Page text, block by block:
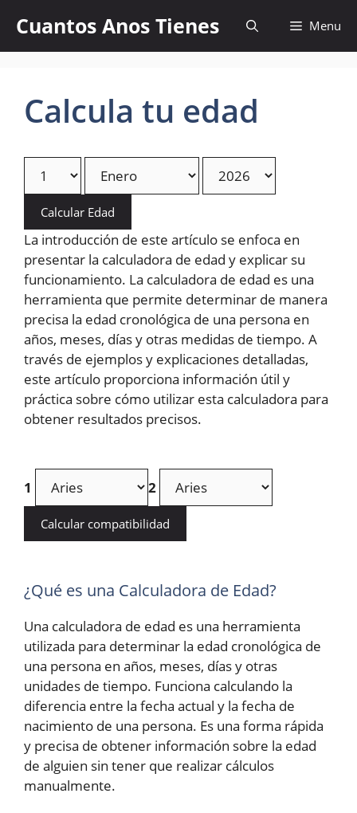
content
Cuantos Anos Tienes Menu
Calcula tu edad
Calcular Edad
La introducción de este artículo se enfoca en
presentar la calculadora de edad y explicar su
funcionamiento. La calculadora de edad es una
herramienta que permite determinar de manera
precisa la edad cronológica de una persona en
años, meses, días y otras medidas de tiempo. A
través de ejemplos y explicaciones detalladas,
este artículo proporciona información útil y
práctica sobre cómo utilizar esta calculadora para
obtener resultados precisos.
1 2
Calcular compatibilidad
¿Qué es una Calculadora de Edad?
Una calculadora de edad es una herramienta
utilizada para determinar la edad cronológica de
una persona en años, meses, días y otras
unidades de tiempo. Funciona calculando la
diferencia entre la fecha actual y la fecha de
nacimiento de una persona. Es una forma rápida
y precisa de obtener información sobre la edad
de alguien sin tener que realizar cálculos
manualmente.